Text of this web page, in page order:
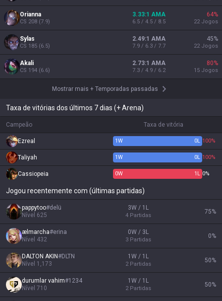
Orianna
CS 208 (7.9)
3.33:1 AMA
6.5 / 4.5 / 8.5
64%
22 Jogos
Sylas
CS 185 (6.5)
2.49:1 AMA
7.9 / 6.3 / 7.7
45%
22 Jogos
Akali
CS 194 (6.6)
2.73:1 AMA
7.3 / 4.9 / 6.2
80%
15 Jogos
Mostrar mais + Temporadas passadas
Taxa de vitórias dos últimos 7 dias (+ Arena)
Campeão Taxa de vitória
Ezreal 1W 0L 100%
Taliyah 1W 0L 100%
Cassiopeia 0W 1 L 0%
Jogou recentemente com (últimas partidas)
pappytoo#delü
Nível 625
3W / 1L
4 Partidas
75%
ælmarcha#erina
Nível 432
0W / 3L
3 Partidas
0%
DALTON AKIN#DLTN
Nível 1,173
1W / 1L
2 Partidas
50%
durumlar vahim#1234
Nível 710
1W / 1L
2 Partidas
50%